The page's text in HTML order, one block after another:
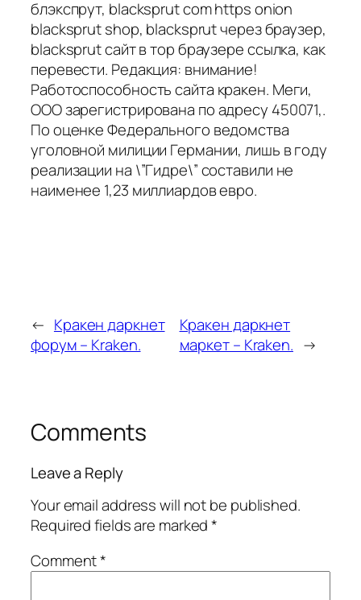
блэкспрут, blacksprut com https onion
blacksprut shop, blacksprut через браузер,
blacksprut сайт в тор браузере ссылка, как
перевести. Редакция: внимание!
Работоспособность сайта кракен. Меги,
ООО зарегистрирована по адресу 450071,.
По оценке Федерального ведомства
уголовной милиции Германии, лишь в году
реализации на \”Гидре\” составили не
наименее 1,23 миллиардов евро.
← Кракен даркнет
форум – Kraken.
Кракен даркнет
маркет – Kraken. →
Comments
Leave a Reply
Your email address will not be published.
Required fields are marked*
Comment*